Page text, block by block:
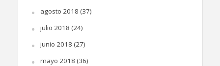
agosto 2018 (37)
julio 2018 (24)
junio 2018 (27)
mayo 2018 (36)